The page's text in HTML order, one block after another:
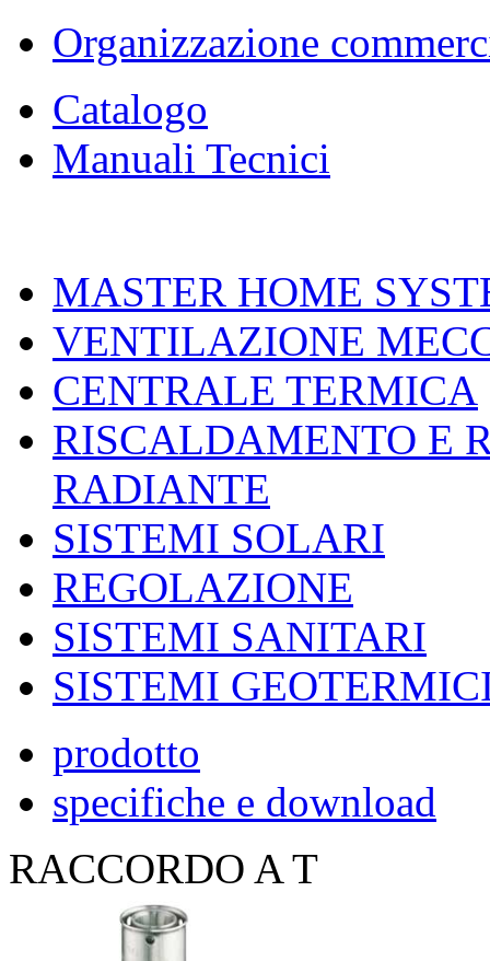
Organizzazione
Catalogo
Manuali Tecnici
MASTER HOME
VENTILAZIONE
CENTRALE TERMICA
RISCALDAMENTO E
RADIANTE
SISTEMI SOLARI
REGOLAZIONE
SISTEMI SANITARI
SISTEMI
prodotto
specifiche e download
RACCORDO A T